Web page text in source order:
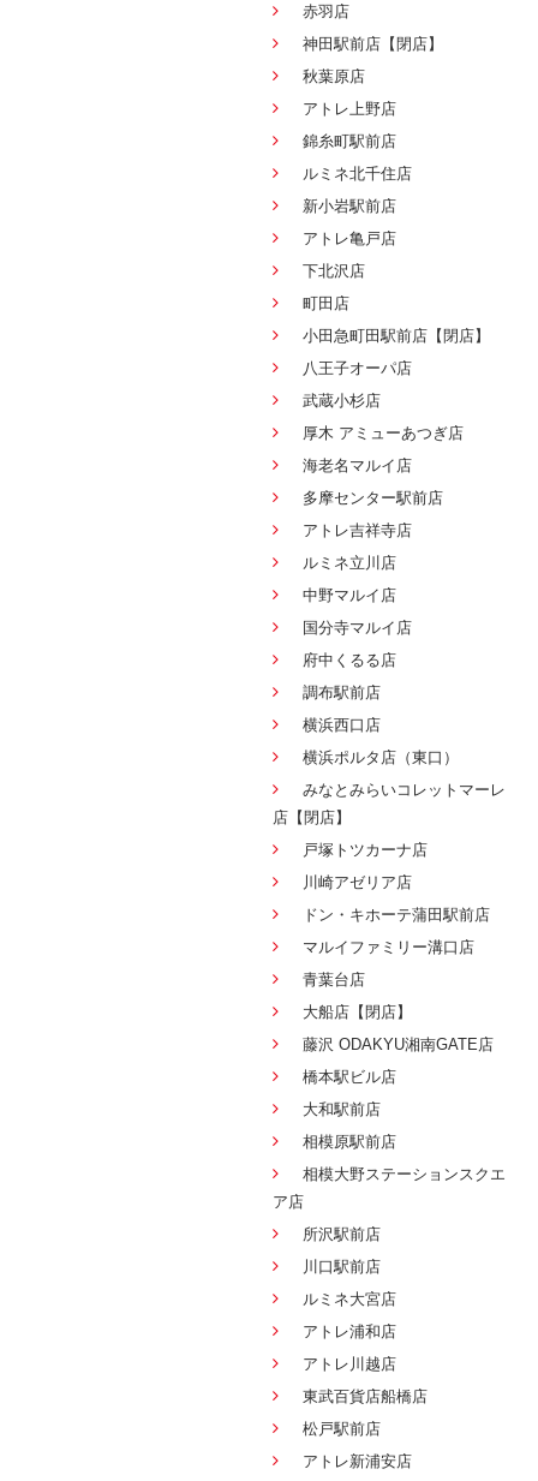
赤羽店
神田駅前店【閉店】
秋葉原店
アトレ上野店
錦糸町駅前店
ルミネ北千住店
新小岩駅前店
アトレ亀戸店
下北沢店
町田店
小田急町田駅前店【閉店】
八王子オーパ店
武蔵小杉店
厚木 アミューあつぎ店
海老名マルイ店
多摩センター駅前店
アトレ吉祥寺店
ルミネ立川店
中野マルイ店
国分寺マルイ店
府中くるる店
調布駅前店
横浜西口店
横浜ポルタ店（東口）
みなとみらいコレットマーレ
店【閉店】
戸塚トツカーナ店
川崎アゼリア店
ドン・キホーテ蒲田駅前店
マルイファミリー溝口店
青葉台店
大船店【閉店】
藤沢 ODAKYU湘南GATE店
橋本駅ビル店
大和駅前店
相模原駅前店
相模大野ステーションスクエ
ア店
所沢駅前店
川口駅前店
ルミネ大宮店
アトレ浦和店
アトレ川越店
東武百貨店船橋店
松戸駅前店
アトレ新浦安店